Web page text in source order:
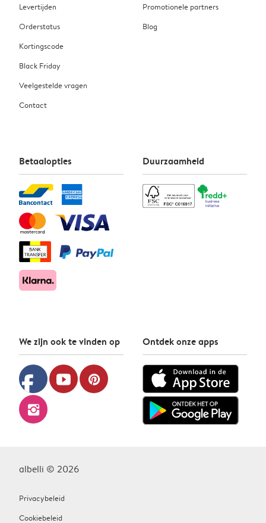
Levertijden
Orderstatus
Kortingscode
Black Friday
Veelgestelde vragen
Contact
Promotionele partners
Blog
Betaalopties Duurzaamheid
We zijn ook te vinden op
facebook youtube pinterest
instagram
Ontdek onze apps
albelli © 2026
Privacybeleid
Cookiebeleid